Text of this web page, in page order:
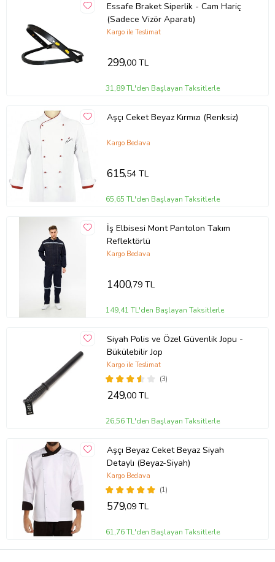
Essafe Braket Siperlik - Cam Hariç
(Sadece Vizör Aparatı)
Kargo ile Teslimat
299,00 TL
31,89 TL'den Başlayan Taksitlerle
Aşçı Ceket Beyaz Kırmızı (Renksiz)
Kargo Bedava
615,54 TL
65,65 TL'den Başlayan Taksitlerle
İş Elbisesi Mont Pantolon Takım
Reflektörlü
Kargo Bedava
1400,79 TL
149,41 TL'den Başlayan Taksitlerle
Siyah Polis ve Özel Güvenlik Jopu -
Bükülebilir Jop
(3)
Kargo ile Teslimat
249,00 TL
26,56 TL'den Başlayan Taksitlerle
Aşçı Beyaz Ceket Beyaz Siyah
Detaylı (Beyaz-Siyah)
(1)
Kargo Bedava
579,09 TL
61,76 TL'den Başlayan Taksitlerle